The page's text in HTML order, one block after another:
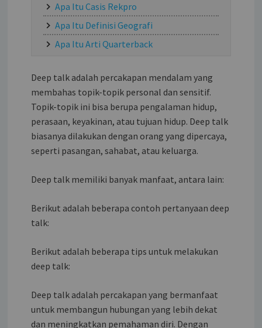
Apa Itu Casis Rekpro
Apa Itu Definisi Geografi
Apa Itu Arti Quarterback
Deep talk adalah percakapan mendalam yang
membahas topik-topik personal dan sensitif.
Topik-topik ini bisa berupa pengalaman hidup,
perasaan, keyakinan, atau tujuan hidup. Deep talk
biasanya dilakukan dengan orang yang dipercaya,
seperti pasangan, sahabat, atau keluarga.
Deep talk memiliki banyak manfaat, antara lain:
Berikut adalah beberapa contoh pertanyaan deep
talk:
Berikut adalah beberapa tips untuk melakukan
deep talk:
Deep talk adalah percakapan yang bermanfaat
untuk membangun hubungan yang lebih dekat
dan meningkatkan pemahaman diri. Dengan